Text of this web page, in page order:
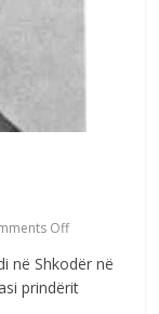
e mirëfilltë
Off
Off
në Shkodër në
prindërit